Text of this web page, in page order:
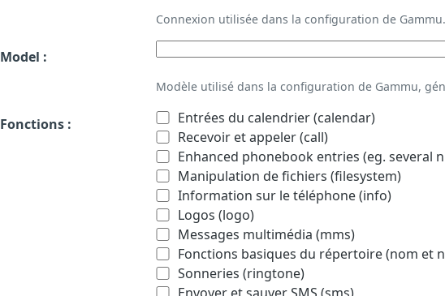
Connexion utilisée dans la configuration de Gammu.
Model :
Modèle utilisé dans la configuration de Gammu,
Fonctions :
Entrées du calendrier (calendar)
Recevoir et appeler (call)
Enhanced phonebook entries (eg.
Manipulation de fichiers (filesystem)
Information sur le téléphone (info)
Logos (logo)
Messages multimédia (mms)
Fonctions basiques du répertoire (nom et
Sonneries (ringtone)